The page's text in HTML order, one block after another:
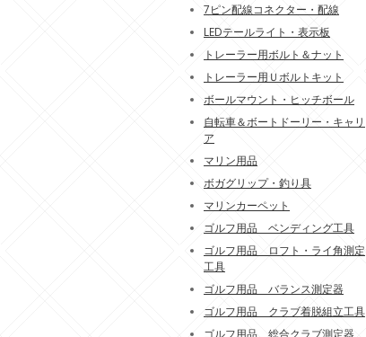
7ピン配線コネクター・配線
LEDテールライト・表示板
トレーラー用ボルト＆ナット
トレーラー用Ｕボルトキット
ボールマウント・ヒッチボール
自転車＆ボートドーリー・キャリ
ア
マリン用品
ボガグリップ・釣り具
マリンカーペット
ゴルフ用品 ベンディング工具
ゴルフ用品 ロフト・ライ角測定
工具
ゴルフ用品 バランス測定器
ゴルフ用品 クラブ着脱組立工具
ゴルフ用品 総合クラブ測定器